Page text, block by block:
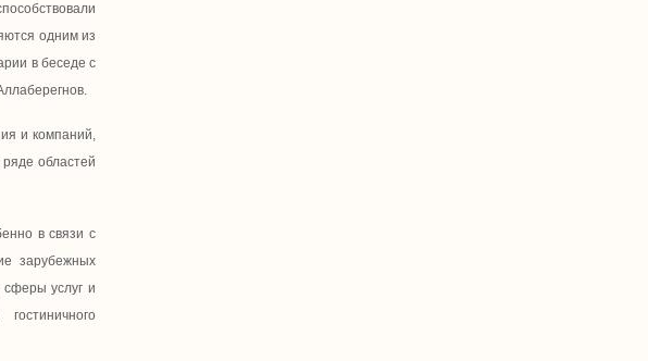
одним из
в беседе с
и компаний,
областей
в связи с
зарубежных
сферы услуг и